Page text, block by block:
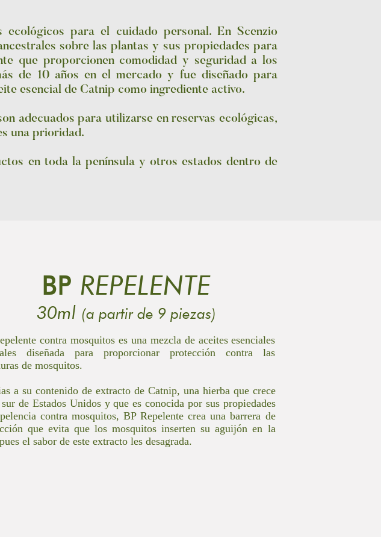
para el cuidado personal. En Scenzio
sobre las plantas y sus propiedades para
que proporcionen comodidad y seguridad a los
de 10 años en el mercado y fue diseñado para
esencial de Catnip como ingrediente activo.
adecuados para utilizarse en reservas ecológicas,
una prioridad.
en toda la península y otros estados dentro de
BP REPELENTE
30ml (a partir de 9 piezas)
contra mosquitos es una mezcla de aceites esenciales
diseñada para proporcionar protección contra las
de mosquitos.
a su contenido de extracto de Catnip, una hierba que crece
de Estados Unidos y que es conocida por sus propiedades
contra mosquitos, BP Repelente crea una barrera de
que evita que los mosquitos inserten su aguijón en la
el sabor de este extracto les desagrada.